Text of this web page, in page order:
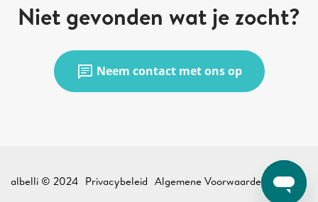
Niet gevonden wat je zocht?
chat Neem contact met ons op
albelli © 2024 Privacybeleid Algemene Voorwaarden